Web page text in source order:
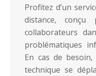
Profitez d’un
distance, conçu
collaborateurs
problématiques
En cas de
technique se